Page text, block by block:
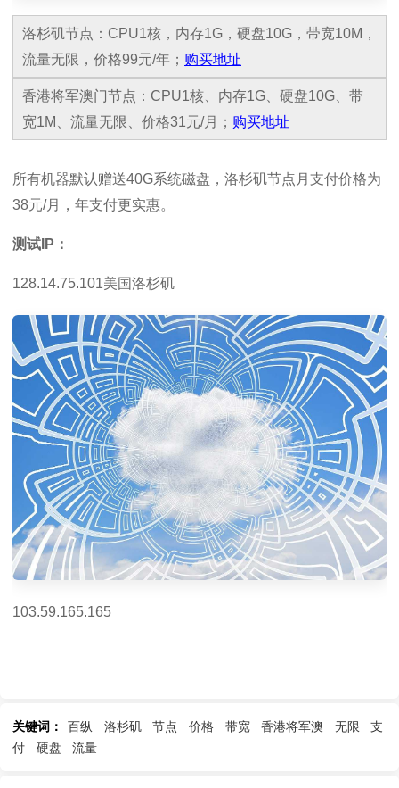
洛杉矶节点：CPU1核，内存1G，硬盘10G，带宽10M，
流量无限，价格99元/年； 购买地址
香港将军澳门节点：CPU1核、内存1G、硬盘10G、带
宽1M、流量无限、价格31元/月； 购买地址
所有机器默认赠送40G系统磁盘，洛杉矶节点月支付价格为
38元/月，年支付更实惠。
测试IP：
128.14.75.101美国洛杉矶
103.59.165.165
关键词： 百纵 洛杉矶 节点 价格 带宽 香港将军澳 无限
支
付
硬盘 流量